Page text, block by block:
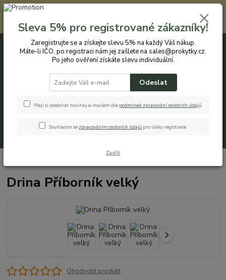
Registrovaným zákazníkům nabízíme slevu 5% na každý nákup. Máte-li
IČO, po registraci nám jej zašlete na sales@prokytky.cz. Po jeho ověření
získáte slevu individuální. Přejít na registraci →
CZK
+420 774 544 973 0ks
Drina Příborník velký
Ohodnotit produkt
Sleva 5% pro registrované zákazníky!
Zaregistrujte se a získejte slevu 5% na každý Váš nákup.
Máte-li IČO, po registraci nám jej zašlete na sales@prokytky.cz.
Po jeho ověření získáte slevu individuální.
Odeslat
Přeji si odebírat novinky e-mailem dle podmínek zpracování osobních údajů.
Souhlasím se zpracováním osobních údajů pro účely registrace.
Zavřít